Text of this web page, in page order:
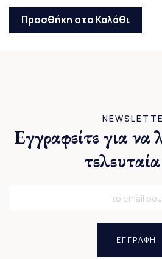
Προσθήκη στο Καλάθι
Εγγραφείτε για να
ΕΓΓΡΑΦΗ